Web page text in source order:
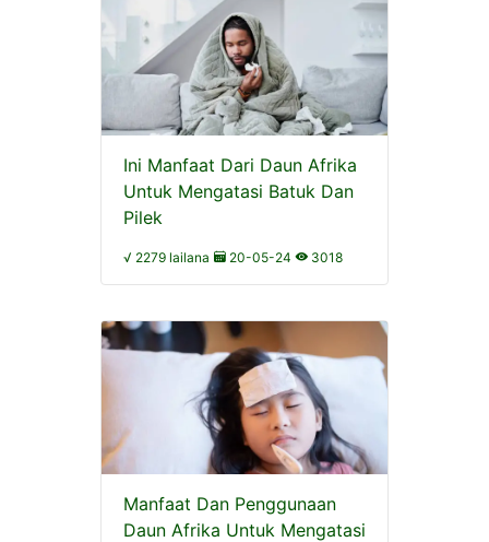
Ini Manfaat Dari Daun Afrika
Untuk Mengatasi Batuk Dan
Pilek
√ 2279 lailana 20-05-24 3018
Manfaat Dan Penggunaan
Daun Afrika Untuk Mengatasi